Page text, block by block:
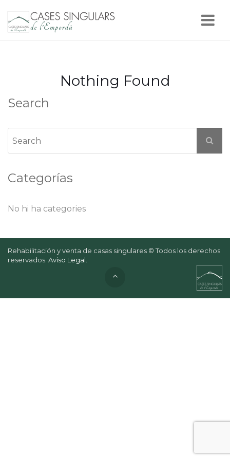
Nothing Found
Search
Categorías
No hi ha categories
Rehabilitación y venta de casas singulares © Todos los derechos
reservados. Aviso Legal